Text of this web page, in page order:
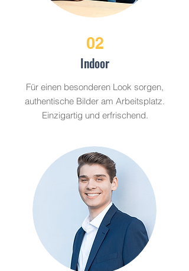
Indoor
02
Für einen besonderen Look sorgen,
authentische Bilder am Arbeitsplatz.
Einzigartig und erfrischend.